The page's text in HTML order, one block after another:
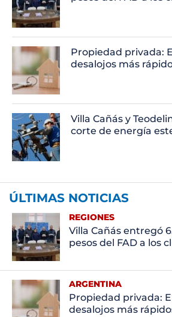
Propiedad privada:
desalojos más
Villa Cañás y
corte de energía
ÚLTIMAS NOTICIAS
REGIONES
Villa Cañás entregó
pesos del FAD a los
ARGENTINA
Propiedad privada:
desalojos más